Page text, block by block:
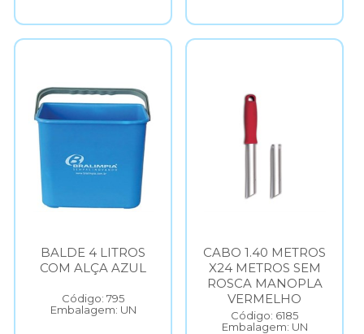
BALDE 4 LITROS
COM ALÇA AZUL
Código: 795
Embalagem: UN
CABO 1.40 METROS
X24 METROS SEM
ROSCA MANOPLA
VERMELHO
Código: 6185
Embalagem: UN